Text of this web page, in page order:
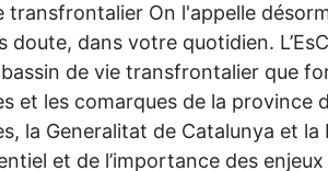
On l'appelle
doute, dans votre quotidien.
de vie transfrontalier que
et les comarques de la province
la Generalitat de Catalunya et
et de l’importance des